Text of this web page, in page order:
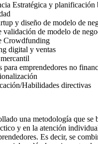
Estratégica y planificación
y diseño de modelo de
validación de modelo de
Crowdfunding
digital y ventas
para emprendedores no
Habilidades directivas
una metodología que se
y en la atención
Es decir, se